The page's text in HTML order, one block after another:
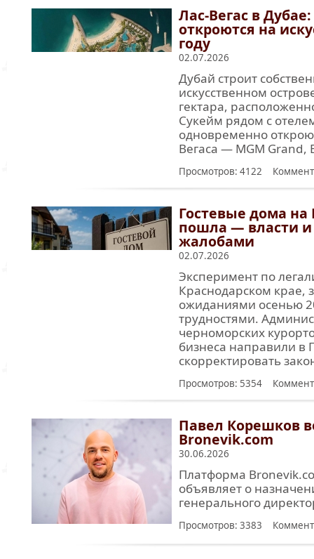
Лас-Вегас в
откроются на
году
02.07.2026
Дубай строит
искусственном
гектара,
Сукейм рядом с
одновременно
Вегаса — MGM Grand,
Просмотров: 4122
Гостевые дома на
пошла — власти и
жалобами
02.07.2026
Эксперимент по
Краснодарском
ожиданиями осенью
трудностями.
черноморских
бизнеса направили в
скорректировать
Просмотров: 5354
Павел Корешков
Bronevik.com
30.06.2026
Платформа
объявляет о
генерального
Просмотров: 3383